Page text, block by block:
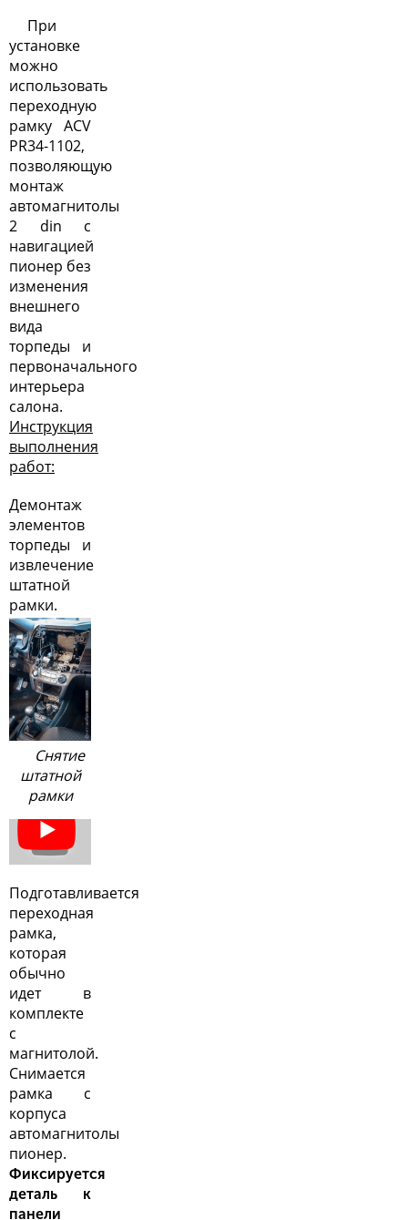
При
установке
можно
использовать
переходную
рамку ACV
PR34-1102,
позволяющую
монтаж
автомагнитолы
2 din с
навигацией
пионер без
изменения
внешнего
вида
торпеды и
первоначального
интерьера
салона.
Инструкция
выполнения
работ:
Демонтаж
элементов
торпеды и
извлечение
штатной
рамки.
Снятие
штатной
рамки
Подготавливается
переходная
рамка,
которая
обычно
идет в
комплекте
с
магнитолой.
Снимается
рамка с
корпуса
автомагнитолы
пионер.
Фиксируется
деталь к
панели